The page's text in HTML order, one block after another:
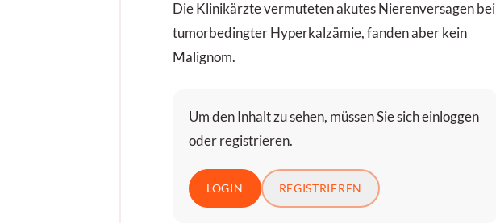
Die Klinikärzte vermuteten akutes Nierenversagen bei
tumorbedingter Hyperkalzämie, fanden aber kein
Malignom.
Um den Inhalt zu sehen, müssen Sie sich einloggen
oder registrieren.
LOGIN REGISTRIEREN